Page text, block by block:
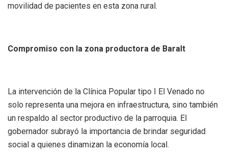
movilidad de pacientes en esta zona rural.
Compromiso con la zona productora de Baralt
La intervención de la Clínica Popular tipo I El Venado no
solo representa una mejora en infraestructura, sino también
un respaldo al sector productivo de la parroquia. El
gobernador subrayó la importancia de brindar seguridad
social a quienes dinamizan la economía local.